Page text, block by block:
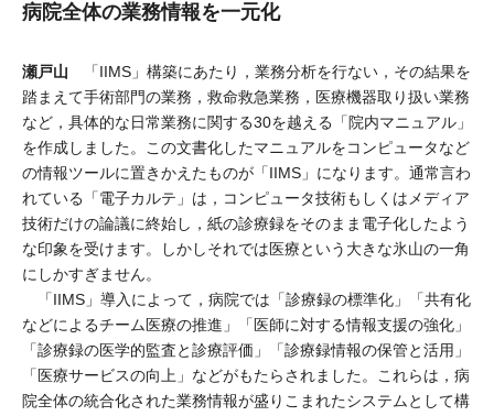
病院全体の業務情報を一元化
瀬戸山 「IIMS」構築にあたり，業務分析を行ない，その結果を
踏まえて手術部門の業務，救命救急業務，医療機器取り扱い業務
など，具体的な日常業務に関する30を越える「院内マニュアル」
を作成しました。この文書化したマニュアルをコンピュータなど
の情報ツールに置きかえたものが「IIMS」になります。通常言わ
れている「電子カルテ」は，コンピュータ技術もしくはメディア
技術だけの論議に終始し，紙の診療録をそのまま電子化したよう
な印象を受けます。しかしそれでは医療という大きな氷山の一角
にしかすぎません。
「IIMS」導入によって，病院では「診療録の標準化」「共有化
などによるチーム医療の推進」「医師に対する情報支援の強化」
「診療録の医学的監査と診療評価」「診療録情報の保管と活用」
「医療サービスの向上」などがもたらされました。これらは，病
院全体の統合化された業務情報が盛りこまれたシステムとして構